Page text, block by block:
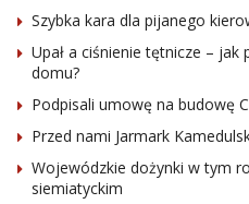
Szybka kara dla pijanego
Upał a ciśnienie tętnicze –
domu?
Podpisali umowę na budowę
Przed nami Jarmark
Wojewódzkie dożynki w tym
siemiatyckim